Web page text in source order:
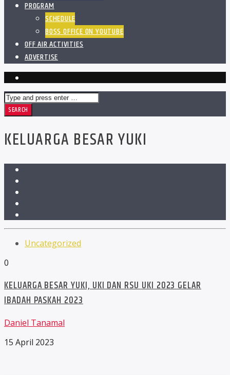
PROGRAM
SCHEDULE
BOSS OFFICE ON YOUTUBE
OFF AIR ACTIVITIES
ADVERTISE
KELUARGA BESAR YUKI
Uncategorized
0
KELUARGA BESAR YUKI, UKI DAN RSU UKI 2023 GELAR
IBADAH PASKAH 2023
Daniel Tanamal
15 April 2023